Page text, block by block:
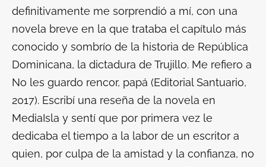
definitivamente me sorprendió a mí, con una
novela breve en la que trataba el capítulo más
conocido y sombrío de la historia de República
Dominicana, la dictadura de Trujillo. Me refiero a
No les guardo rencor, papá (Editorial Santuario,
2017). Escribí una reseña de la novela en
MediaIsla y sentí que por primera vez le
dedicaba el tiempo a la labor de un escritor a
quien, por culpa de la amistad y la confianza, no